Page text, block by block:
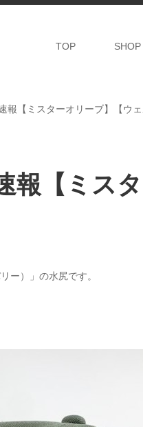
TOP
報【ミスターオリーブ】【ウェ
報【ミスタ
ー）」の水尻です。